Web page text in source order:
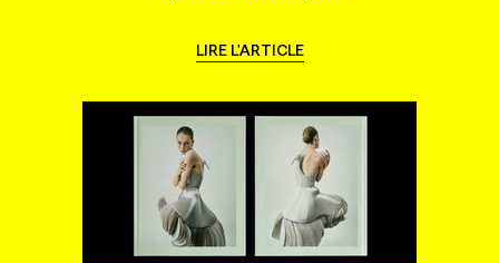
LIRE L'ARTICLE